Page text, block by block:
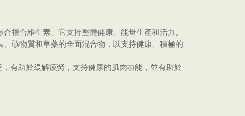
複合維生素。它支持整體健康、能量生產和活力。
礦物質和草藥的全面混合物，以支持健康、積極的
有助於緩解疲勞，支持健康的肌肉功能，並有助於